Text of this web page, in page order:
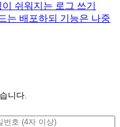
쉬워지는 로그 쓰기
는 배포하되 기능은 나중
니다.